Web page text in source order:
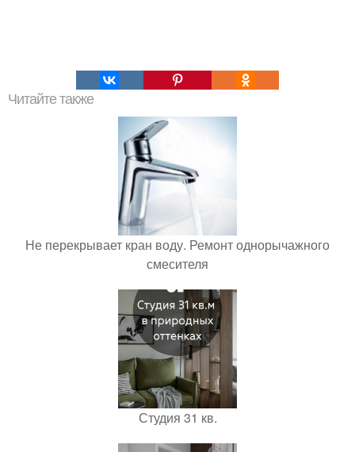
Читайте также
Не перекрывает кран воду. Ремонт однорычажного
смесителя
Студия 31 кв.